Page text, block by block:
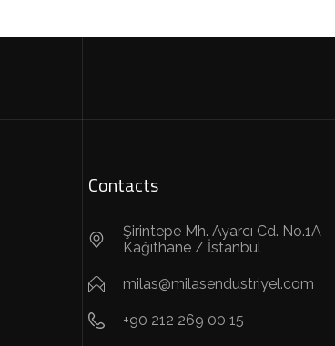
Contacts
Şirintepe Mh. Ayarcı Cd. No.1A
Kağıthane / İstanbul
milas@milasendustriyel.com
+90 212 269 00 15